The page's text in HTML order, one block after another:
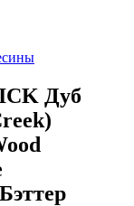
Дуб